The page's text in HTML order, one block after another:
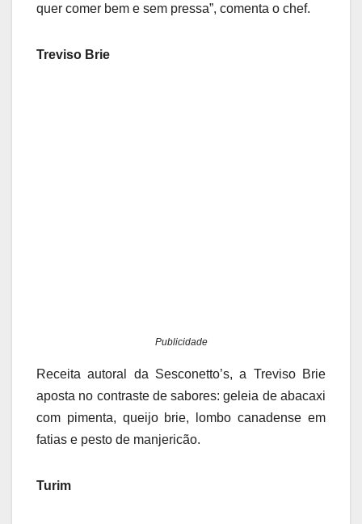
quer comer bem e sem pressa”, comenta o chef.
Treviso Brie
Publicidade
Receita autoral da Sesconetto’s, a Treviso Brie
aposta no contraste de sabores: geleia de abacaxi
com pimenta, queijo brie, lombo canadense em
fatias e pesto de manjericão.
Turim